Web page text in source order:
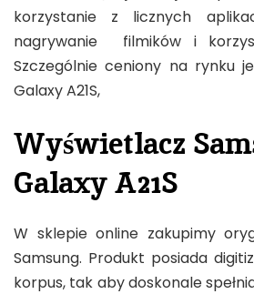
korzystanie z licznych
nagrywanie filmików i
Szczególnie ceniony na rynku
Galaxy A21S,
Wyświetlacz
Galaxy A21S
W sklepie online zakupimy
Samsung. Produkt posiada
korpus, tak aby doskonale